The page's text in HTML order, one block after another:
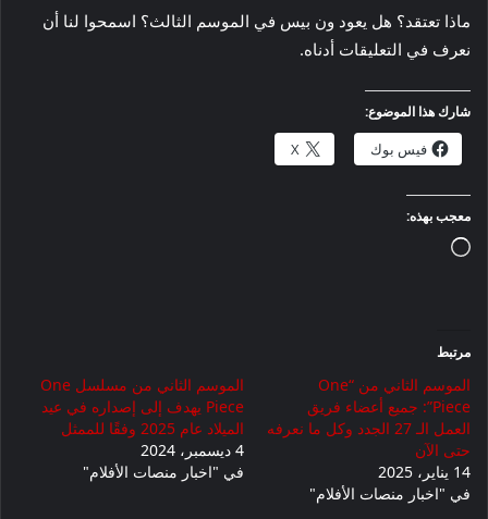
ماذا تعتقد؟ هل يعود ون بيس في الموسم الثالث؟ اسمحوا لنا أن
نعرف في التعليقات أدناه.
شارك هذا الموضوع:
فيس بوك X
معجب بهذه:
جاري
مرتبط
الموسم الثاني من “One
Piece”: جميع أعضاء فريق
العمل الـ 27 الجدد وكل ما نعرفه
حتى الآن
14 يناير، 2025
في "اخبار منصات الأفلام"
الموسم الثاني من مسلسل One
Piece يهدف إلى إصداره في عيد
الميلاد عام 2025 وفقًا للممثل
4 ديسمبر، 2024
في "اخبار منصات الأفلام"